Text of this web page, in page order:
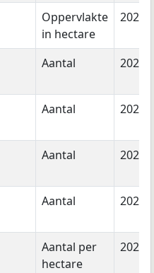
Oppervlakte
in hectare
2026
Aantal 2026
Aantal 2024
Aantal 2023
Aantal 2023
Aantal per
hectare
2026